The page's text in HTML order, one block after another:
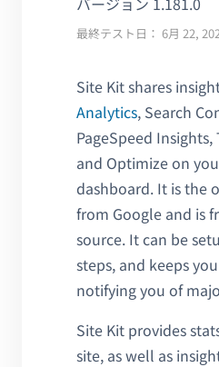
最終テスト日： 6月 22,
Site Kit shares
Analytics, Search
PageSpeed Insights,
and Optimize on
dashboard. It is the
from Google and is
source. It can be
steps, and keeps
notifying you of
Site Kit provides
site, as well as